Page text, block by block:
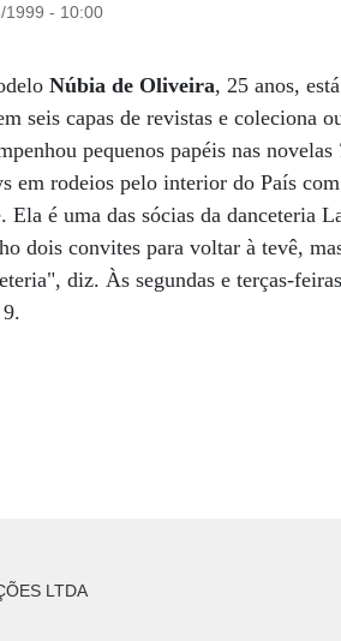
1999 - 10:00
Núbia de Oliveira, 25 anos,
seis capas de revistas e coleciona
pequenos papéis nas novelas
em rodeios pelo interior do País
Ela é uma das sócias da danceteria
dois convites para voltar à tevê,
diz. Às segundas e terças-
LTDA